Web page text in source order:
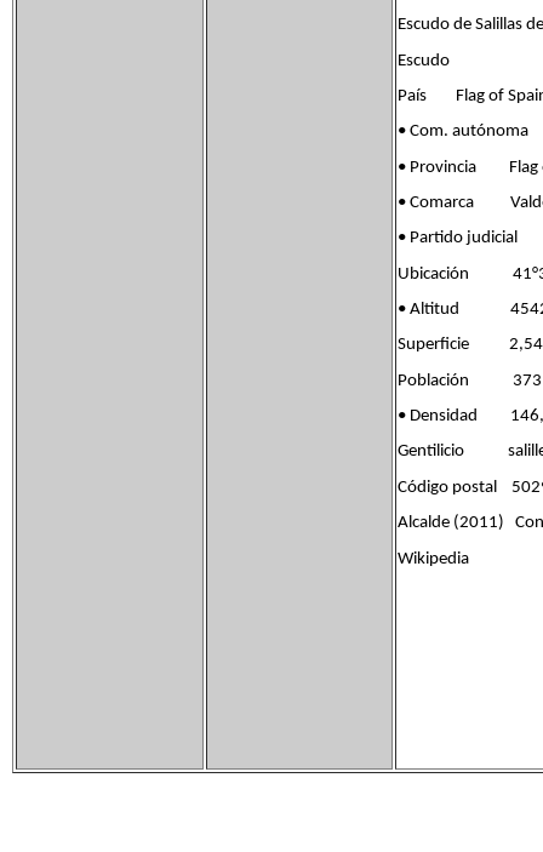
Escudo de Salillas
Escudo
País Flag of
• Com.
• Provincia Flag
• Comarca
• Partido judicial
Ubicación
• Altitud 4542
Superficie 2,54
Población 373
• Densidad
Gentilicio
Código postal
Alcalde (2011)
Wikipedia